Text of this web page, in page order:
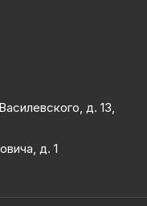
д. 13,
д. 1